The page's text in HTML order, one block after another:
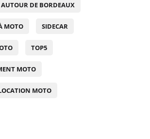
AUTOUR DE BORDEAUX
MOTO SIDECAR
TOP5
MOTO
MOTO